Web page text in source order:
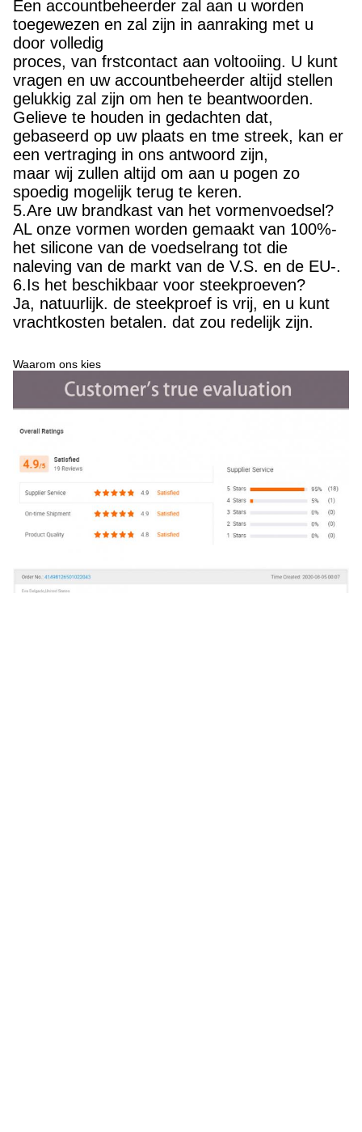
Een accountbeheerder zal aan u worden
toegewezen en zal zijn in aanraking met u
door volledig
proces, van frstcontact aan voltooiing. U kunt
vragen en uw accountbeheerder altijd stellen
gelukkig zal zijn om hen te beantwoorden.
Gelieve te houden in gedachten dat,
gebaseerd op uw plaats en tme streek, kan er
een vertraging in ons antwoord zijn,
maar wij zullen altijd om aan u pogen zo
spoedig mogelijk terug te keren.
5.Are uw brandkast van het vormenvoedsel?
AL onze vormen worden gemaakt van 100%-
het silicone van de voedselrang tot die
naleving van de markt van de V.S. en de EU-.
6.Is het beschikbaar voor steekproeven?
Ja, natuurlijk. de steekproef is vrij, en u kunt
vrachtkosten betalen. dat zou redelijk zijn.
Waarom ons kies